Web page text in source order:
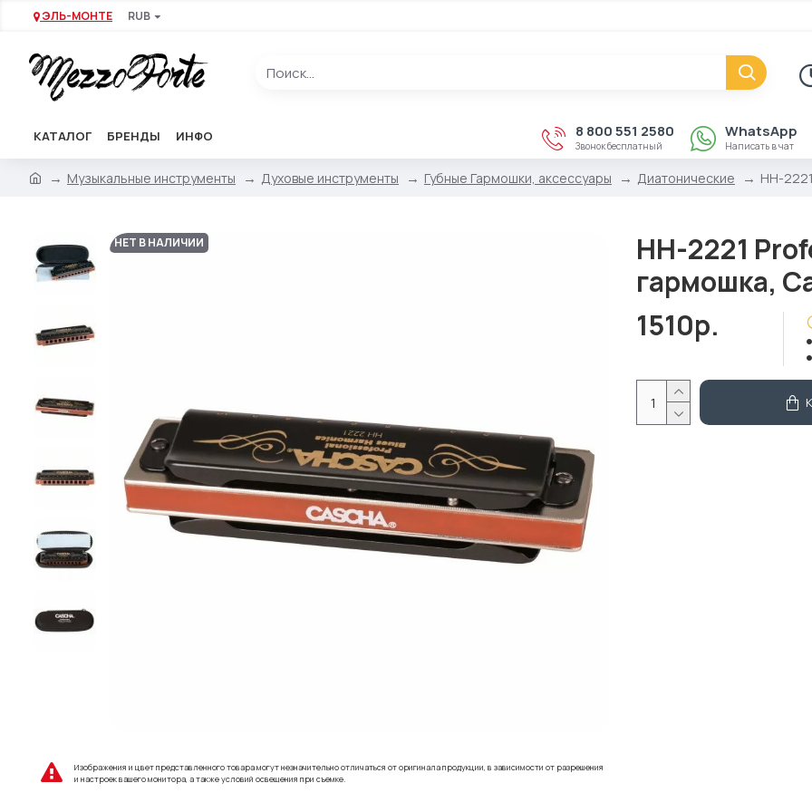
ЭЛЬ-МОНТЕ RUB
КАТАЛОГ БРЕНДЫ ИНФО 8 800 551 2580
Звонок бесплатный
WhatsApp
Написать в чат
Музыкальные инструменты Духовые инструменты Губные Гармошки, аксессуары Диатонические HH-
НЕТ В НАЛИЧИИ
Изображения и цвет представленного товара могут незначительно отличаться от оригинала продукции, в зависимости от разрешения
и настроек вашего монитора, а также условий освещения при съемке.
HH-2221
гармошка,
1510р.